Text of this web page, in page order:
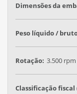
Dimensões da
Peso líquido /
Rotação: 3.500 rpm
Classificação fiscal